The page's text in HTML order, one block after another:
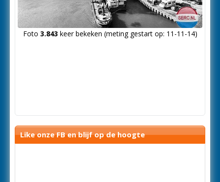
Foto 3.843 keer bekeken (meting gestart op: 11-11-14)
Like onze FB en blijf op de hoogte